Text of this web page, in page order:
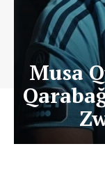
Musa